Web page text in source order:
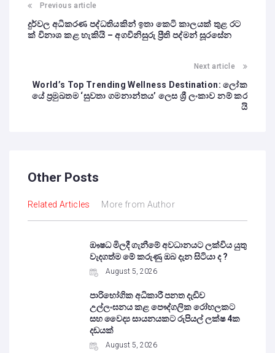
Previous article
දුර්වල අධිකරණ පද්ධතියකින් ඉතා කෙටි කාලයක් තුළ රට
ක් විනාශ කළ හැකියි – අගවිනිසුරු ප්‍රීති පද්මන් සූරසේන
Next article
World’s Top Trending Wellness Destination: ලෝක
යේ ප්‍රමුඛතම ‘සුවතා ගමනාන්තය’ ලෙස ශ්‍රී ලංකාව නම් කර
යි
Other Posts
Related Articles More from Author
ඖෂධ මිලදී ගැනීමේ අවධානයට ලක්විය යුතු
වැදගත්ම මේ කරුණු ඔබ දැන සිටියා ද ?
August 5, 2026
පාරිභෝගික අධිකාරී පනත දැඩිව
උල්ලංඝනය කළ පෞද්ගලික රෝහලකට
සහ වෛද්‍ය සායනයකට රුපියල් ලක්ෂ 4ක
දඩයක්
August 5, 2026